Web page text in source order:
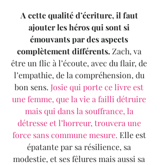
A cette qualité d’écriture, il faut
ajouter les héros qui sont si
émouvants par des aspects
complètement différents. Zach, va
être un flic à l’écoute, avec du flair, de
l’empathie, de la compréhension, du
bon sens. Josie qui porte ce livre est
une femme, que la vie a failli détruire
mais qui dans la souffrance, la
détresse et l’horreur, trouvera une
force sans commune mesure. Elle est
épatante par sa résilience, sa
modestie, et ses fêlures mais aussi sa